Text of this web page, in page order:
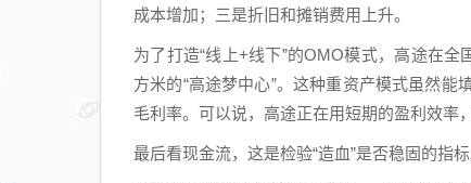
成本增加；三是折旧和摊销费用上升。
为了打造“线上+线下”的OMO模式，高途在
方米的“高途梦中心”。这种重资产模式虽然
毛利率。可以说，高途正在用短期的盈利效率
最后看现金流，这是检验“造血”是否稳固的指标